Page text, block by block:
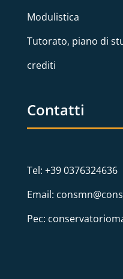
Modulistica
Tutorato, piano di
crediti
Contatti
Tel: +39 0376324636
Email:
Pec: